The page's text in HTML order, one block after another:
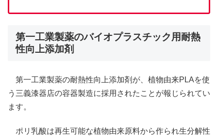
第一工業製薬のバイオプラスチック用耐熱
性向上添加剤
第一工業製薬の耐熱性向上添加剤が、植物由来PLAを使
う三義漆器店の容器製造に採用されたことが報じられてい
ます。
ポリ乳酸は再生可能な植物由来原料から作られ生分解性